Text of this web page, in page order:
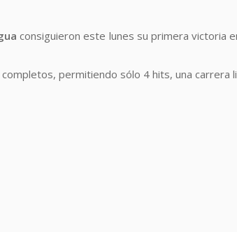
consiguieron este lunes su primera victoria
permitiendo sólo 4 hits, una carrera